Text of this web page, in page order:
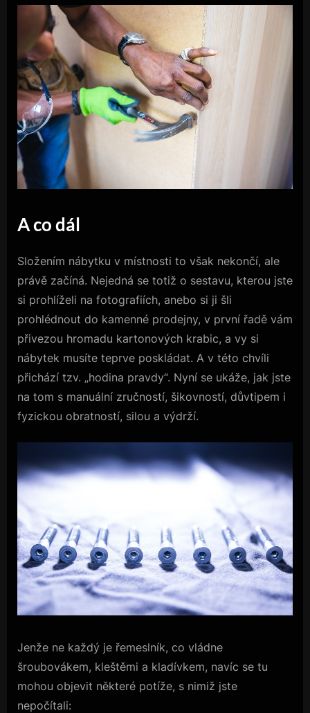
A co dál
Složením nábytku v místnosti to však nekončí, ale
právě začíná. Nejedná se totiž o sestavu, kterou jste
si prohlíželi na fotografiích, anebo si ji šli
prohlédnout do kamenné prodejny, v první řadě vám
přivezou hromadu kartonových krabic, a vy si
nábytek musíte teprve poskládat. A v této chvíli
přichází tzv. „hodina pravdy“. Nyní se ukáže, jak jste
na tom s manuální zručností, šikovností, důvtipem i
fyzickou obratností, silou a výdrží.
Jenže ne každý je řemeslník, co vládne
šroubovákem, kleštěmi a kladívkem, navíc se tu
mohou objevit některé potíže, s nimiž jste
nepočítali: